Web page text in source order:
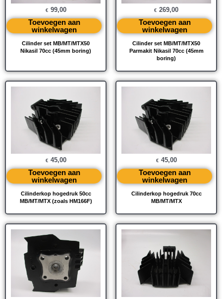
Cilinder set MB/MT/MTX50
Nikasil 70cc (45mm boring)
€ 99,00
Toevoegen aan
winkelwagen
Cilinder set MB/MT/MTX50
Parmakit Nikasil 70cc (45mm
boring)
€ 269,00
Toevoegen aan
winkelwagen
Cilinderkop hogedruk 50cc
MB/MT/MTX (zoals HM166F)
€ 45,00
Toevoegen aan
winkelwagen
Cilinderkop hogedruk 70cc
MB/MT/MTX
€ 45,00
Toevoegen aan
winkelwagen